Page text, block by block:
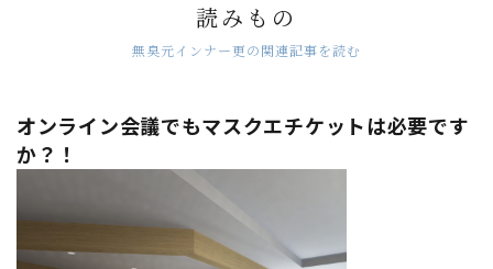
読みもの
無臭元インナー更の関連記事を読む
オンライン会議でもマスクエチケットは必要です
か？！